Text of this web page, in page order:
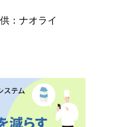
：ナオライ